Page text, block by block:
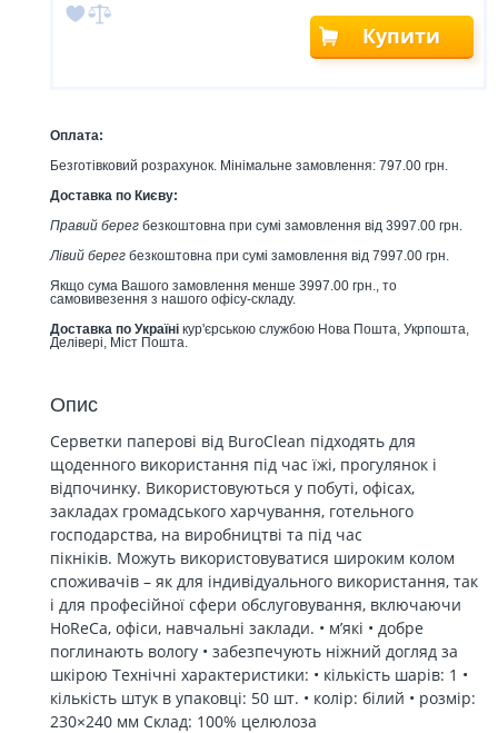
Купити
Оплата:
Безготівковий розрахунок. Мінімальне замовлення: 797.00 грн.
Доставка по Києву:
Правий берег безкоштовна при сумі замовлення від 3997.00 грн.
Лівий берег безкоштовна при сумі замовлення від 7997.00 грн.
Якщо сума Вашого замовлення менше 3997.00 грн., то
самовивезення з нашого офісу-складу.
Доставка по Україні кур'єрською службою Нова Пошта, Укрпошта,
Делівері, Міст Пошта.
Опис
Серветки паперові від BuroClean підходять для
щоденного використання під час їжі, прогулянок і
відпочинку. Використовуються у побуті, офісах,
закладах громадського харчування, готельного
господарства, на виробництві та під час
пікніків. Можуть використовуватися широким колом
споживачів – як для індивідуального використання, так
і для професійної сфери обслуговування, включаючи
HoReCa, офіси, навчальні заклади. • м’які • добре
поглинають вологу • забезпечують ніжний догляд за
шкірою Технічні характеристики: • кількість шарів: 1 •
кількість штук в упаковці: 50 шт. • колір: білий • розмір:
230×240 мм Склад: 100% целюлоза